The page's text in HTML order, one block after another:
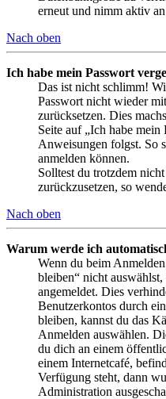
erneut und nimm aktiv
Nach oben
Ich habe mein Passwort
Das ist nicht schlimm!
Passwort nicht wieder
zurücksetzen. Dies
Seite auf „Ich habe mein
Anweisungen folgst. So
anmelden können.
Solltest du trotzdem
zurückzusetzen, so
Nach oben
Warum werde ich
Wenn du beim
bleiben“ nicht
angemeldet. Dies
Benutzerkontos durch
bleiben, kannst du das
Anmelden auswählen.
du dich an einem
einem Internetcafé,
Verfügung steht, dann
Administration